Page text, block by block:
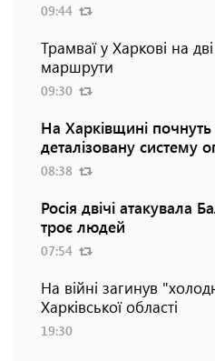
09:44
Трамваї у Харкові на
маршрути
09:30
На Харківщині почнуть
деталізовану систему
08:38
Росія двічі атакувала
троє людей
07:54
На війні загинув
Харківської області
19:30